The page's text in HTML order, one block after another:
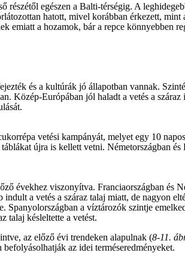
egészen a Balti-térségig. A
hatott, mivel korábban érkezett,
emiatt a hozamok, bár a repce könnyebben
és a kultúrák jó állapotban vannak.
Közép-Európában jól haladt a vetés a
vetési kampányát, melyet egy 10
újra is kellett vetni. Németországban
évekhez viszonyítva. Franciaországban és
a vetés a száraz talaj miatt, de nagyon
a víztározók szintje
talaj késleltette a vetést.
az előző évi trendeken alapulnak (8-11.
az idei terméseredményeket.